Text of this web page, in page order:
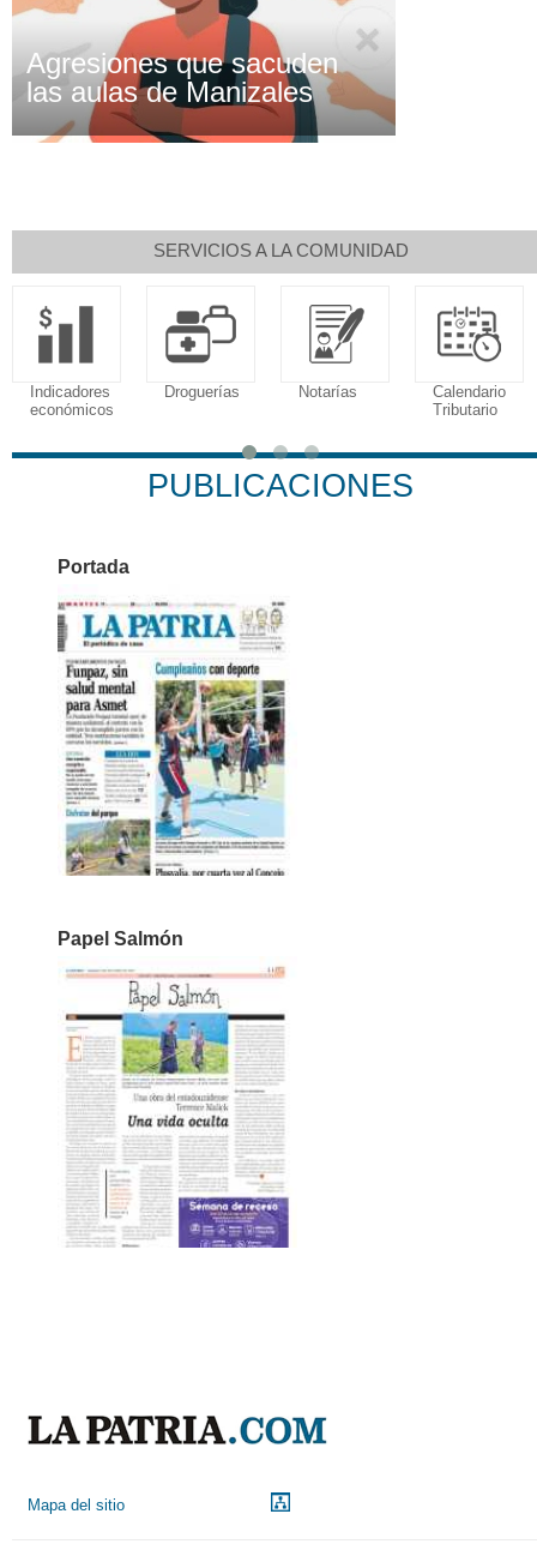
Agresiones que sacuden
las aulas de Manizales
SERVICIOS A LA COMUNIDAD
Droguerías Notarías
Calendario
Sudoku
PUBLICACIONES
Portada
Papel Salmón
Mapa del sitio